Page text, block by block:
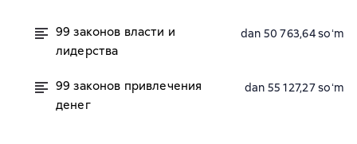
99 законов власти и
лидерства
dan 50 763,64 soʻm
99 законов привлечения
денег
dan 55 127,27 soʻm